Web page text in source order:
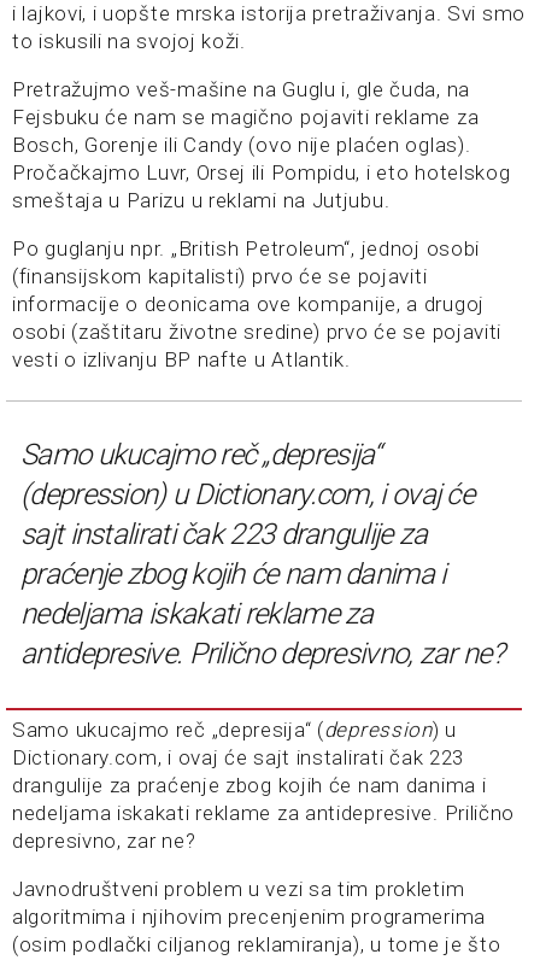
i lajkovi, i uopšte mrska istorija pretraživanja. Svi smo
to iskusili na svojoj koži.
Pretražujmo veš-mašine na Guglu i, gle čuda, na
Fejsbuku će nam se magično pojaviti reklame za
Bosch, Gorenje ili Candy (ovo nije plaćen oglas).
Pročačkajmo Luvr, Orsej ili Pompidu, i eto hotelskog
smeštaja u Parizu u reklami na Jutjubu.
Po guglanju npr. „British Petroleum“, jednoj osobi
(finansijskom kapitalisti) prvo će se pojaviti
informacije o deonicama ove kompanije, a drugoj
osobi (zaštitaru životne sredine) prvo će se pojaviti
vesti o izlivanju BP nafte u Atlantik.
Samo ukucajmo reč „depresija“
(depression) u Dictionary.com, i ovaj će
sajt instalirati čak 223 drangulije za
praćenje zbog kojih će nam danima i
nedeljama iskakati reklame za
antidepresive. Prilično depresivno, zar ne?
Samo ukucajmo reč „depresija“ (depression) u
Dictionary.com, i ovaj će sajt instalirati čak 223
drangulije za praćenje zbog kojih će nam danima i
nedeljama iskakati reklame za antidepresive. Prilično
depresivno, zar ne?
Javnodruštveni problem u vezi sa tim prokletim
algoritmima i njihovim precenjenim programerima
(osim podlački ciljanog reklamiranja), u tome je što